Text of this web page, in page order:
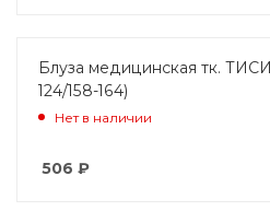
Блуза медицинская тк.
124/158-164)
Нет в наличии
506 ₽